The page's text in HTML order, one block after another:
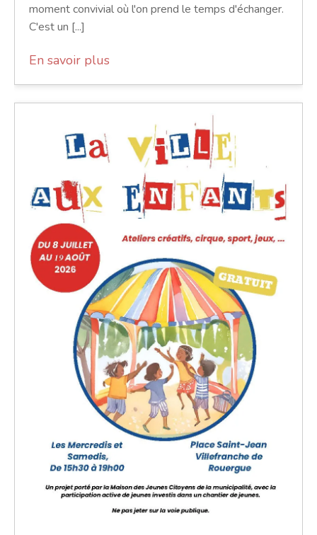
moment convivial où l'on prend le temps d'échanger.
C'est un [...]
En savoir plus